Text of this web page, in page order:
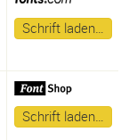
Schrift laden…
Schrift laden…